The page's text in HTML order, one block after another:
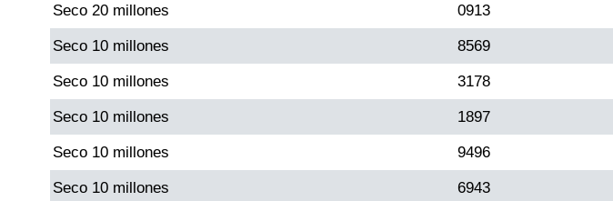
Paisita 3
Pick 3 Día
Pick 3 Noche
Pick 4 Día
Seco 20 millones 0913
Seco 10 millones 8569
Seco 10 millones 3178
Seco 10 millones 1897
Seco 10 millones 9496
Seco 10 millones 6943